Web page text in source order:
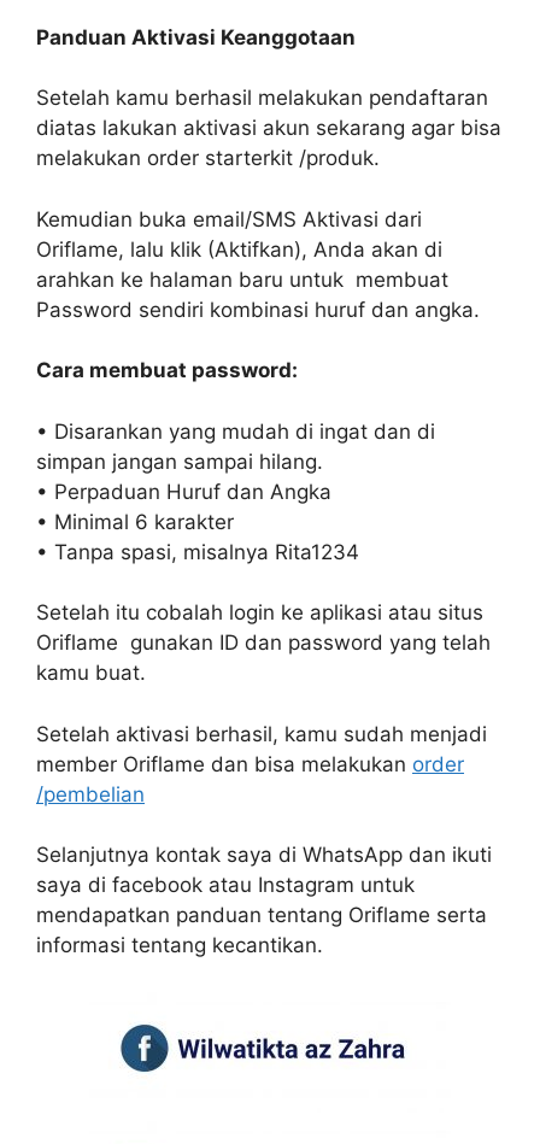
Panduan Aktivasi Keanggotaan
Setelah kamu berhasil melakukan pendaftaran
diatas lakukan aktivasi akun sekarang agar bisa
melakukan order starterkit /produk.
Kemudian buka email/SMS Aktivasi dari
Oriflame, lalu klik (Aktifkan), Anda akan di
arahkan ke halaman baru untuk ‎ membuat
Password sendiri kombinasi huruf dan angka.
Cara membuat password:
• Disarankan yang mudah di ingat dan di
simpan jangan sampai hilang.
• Perpaduan Huruf dan Angka
• Minimal 6 karakter
• Tanpa spasi, misalnya Rita1234
Setelah itu cobalah login ke aplikasi atau situs
Oriflame gunakan ID dan password yang telah
kamu buat.
Setelah aktivasi berhasil, kamu sudah menjadi
member Oriflame dan bisa melakukan order
/pembelian
Selanjutnya kontak saya di WhatsApp dan ikuti
saya di facebook atau Instagram untuk
mendapatkan panduan tentang Oriflame serta
informasi tentang kecantikan.